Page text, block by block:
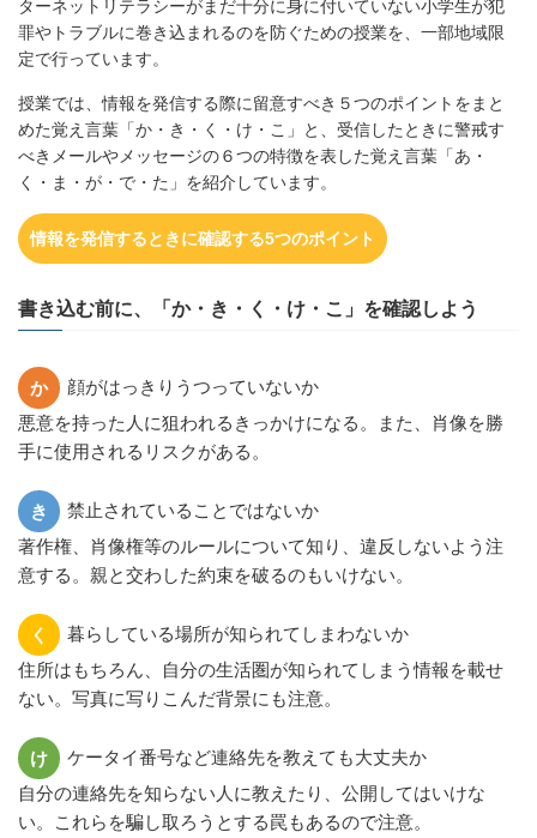
ターネットリテラシーがまだ十分に身に付いていない小学生が犯
罪やトラブルに巻き込まれるのを防ぐための授業を、一部地域限
定で行っています。
授業では、情報を発信する際に留意すべき５つのポイントをまと
めた覚え言葉「か・き・く・け・こ」と、受信したときに警戒す
べきメールやメッセージの６つの特徴を表した覚え言葉「あ・
く・ま・が・で・た」を紹介しています。
情報を発信するときに確認する5つのポイント
書き込む前に、「か・き・く・け・こ」を確認しよう
か
顔がはっきりうつっていないか
悪意を持った人に狙われるきっかけになる。また、肖像を勝
手に使用されるリスクがある。
き
禁止されていることではないか
著作権、肖像権等のルールについて知り、違反しないよう注
意する。親と交わした約束を破るのもいけない。
く
暮らしている場所が知られてしまわないか
住所はもちろん、自分の生活圏が知られてしまう情報を載せ
ない。写真に写りこんだ背景にも注意。
け
ケータイ番号など連絡先を教えても大丈夫か
自分の連絡先を知らない人に教えたり、公開してはいけな
い。これらを騙し取ろうとする罠もあるので注意。